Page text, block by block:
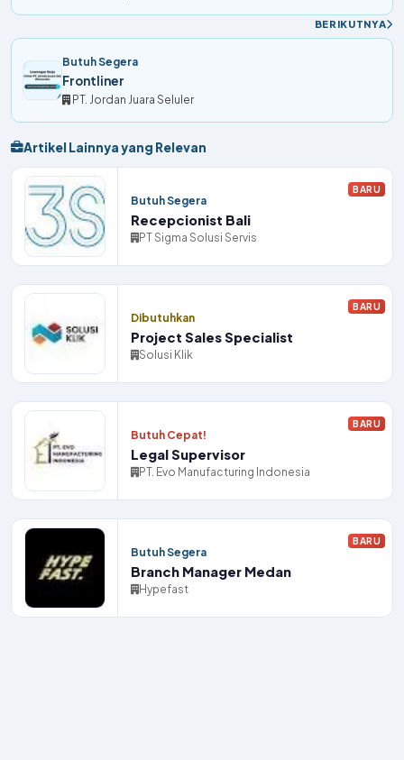
BERIKUTNYA
Butuh Segera
Frontliner
PT. Jordan Juara Seluler
Artikel Lainnya yang Relevan
Butuh Segera
Recepcionist Bali
PT Sigma Solusi Servis
BARU
Dibutuhkan
Project Sales Specialist
Solusi Klik
BARU
Butuh Cepat!
Legal Supervisor
PT. Evo Manufacturing Indonesia
BARU
Butuh Segera
Branch Manager Medan
Hypefast
BARU